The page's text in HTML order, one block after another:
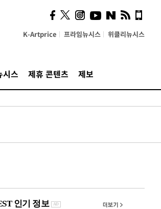
K-Artprice 프라임뉴시스 위클리뉴시스
시스 제휴 콘텐츠 제보
사이 해답 찾았죠"…알을
깨고 나온 '초자아'